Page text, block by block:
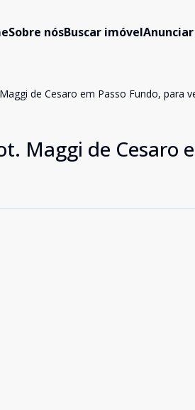
Sobre nósBuscar imóvel
de Cesaro em Passo Fundo, para
Maggi de Cesaro